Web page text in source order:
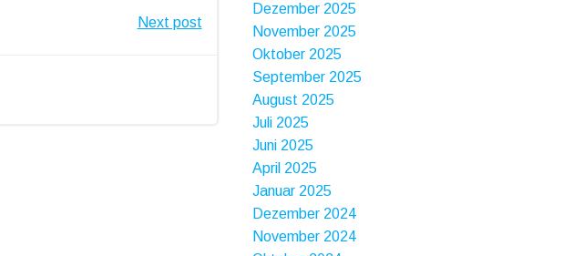
Next post
Dezember 2025
November 2025
Oktober 2025
September 2025
August 2025
Juli 2025
Juni 2025
April 2025
Januar 2025
Dezember 2024
November 2024